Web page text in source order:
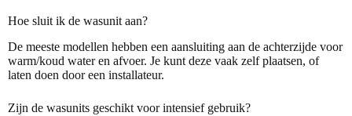
Hoe sluit ik de wasunit aan?
De meeste modellen hebben een aansluiting aan de achterzijde voor
warm/koud water en afvoer. Je kunt deze vaak zelf plaatsen, of
laten doen door een installateur.
Zijn de wasunits geschikt voor intensief gebruik?